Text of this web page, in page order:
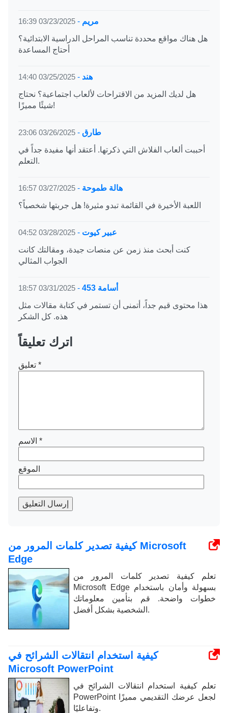
مريم -
03/23/2025 16:39
هل هناك مواقع محددة تناسب المراحل الدراسية الابتدائية؟
أحتاج المساعدة
هند -
03/25/2025 14:40
هل لديك المزيد من الاقتراحات لألعاب اجتماعية؟ نحتاج
شيئًا مميزًا!
طارق -
03/26/2025 23:06
أحببت ألعاب الفلاش التي ذكرتها. أعتقد أنها مفيدة جداً في
التعلم.
هالة طموحة -
03/27/2025 16:57
اللعبة الأخيرة في القائمة تبدو مثيرة! هل جربتها شخصياً؟
عبير كيوت -
03/28/2025 04:52
كنت أبحث منذ زمن عن منصات جيدة، ومقالتك كانت
الجواب المثالي
أسامة 453 -
03/31/2025 18:57
هذا محتوى قيم جداً، أتمنى أن تستمر في كتابة مقالات مثل
هذه. كل الشكر
اترك تعليقاً
*
*
الموقع
إرسال التعليق
كيفية تصدير كلمات المرور من Microsoft
Edge
تعلم كيفية تصدير كلمات المرور من
Microsoft Edge بسهولة وأمان باستخدام
خطوات واضحة. قم بتأمين معلوماتك
الشخصية بشكل أفضل.
كيفية استخدام انتقالات الشرائح في
Microsoft PowerPoint
تعلم كيفية استخدام انتقالات الشرائح في
PowerPoint لجعل عرضك التقديمي مميزًا
وتفاعليًا.